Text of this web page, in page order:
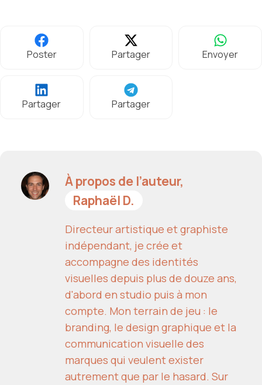
Poster Partager Envoyer
Partager Partager
À propos de l’auteur,
Raphaël D.
Directeur artistique et graphiste
indépendant, je crée et
accompagne des identités
visuelles depuis plus de douze ans,
d'abord en studio puis à mon
compte. Mon terrain de jeu : le
branding, le design graphique et la
communication visuelle des
marques qui veulent exister
autrement que par le hasard. Sur